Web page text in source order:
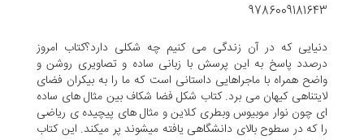
9786009181643
دنیایی که در آن زندگی می کنیم چه شکلی دارد؟کتاب امروز
درصدد پاسخ به این پرسش با زبانی ساده و تصاویری روشن و
واضح همراه با ماجراهایی داستانی است که ما را به بیکران فضای
لایتناهی کیهان می برد. کتاب شکل فضا شکاف بین مثال هاى ساده
اى چون نوار موبیوس وبطرى کلاین و مثال هاى پیچیده ى ریاضى
را که در سطوح بالاى دانشگاهى یافته میشوند پر میکند. این کتاب